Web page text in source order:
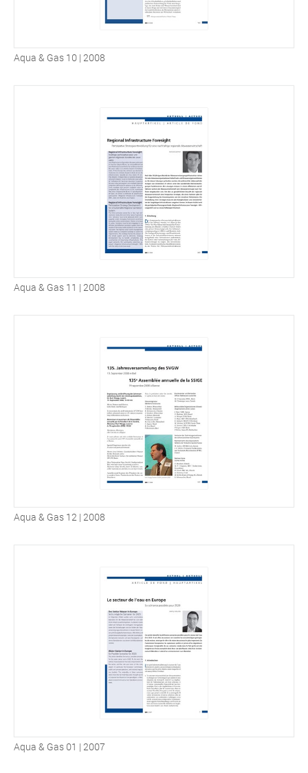
Aqua & Gas 10 | 2008
Aqua & Gas 11 | 2008
Aqua & Gas 12 | 2008
Aqua & Gas 01 | 2007